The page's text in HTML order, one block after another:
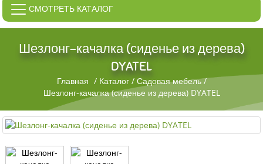
СМОТРЕТЬ КАТАЛОГ
Шезлонг-качалка (сиденье из дерева)
DYATEL
Главная / Каталог/ Садовая мебель/
Шезлонг-качалка (сиденье из дерева) DYATEL